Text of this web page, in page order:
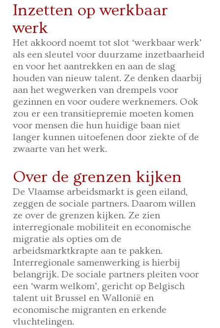
Inzetten op werkbaar
werk
Het akkoord noemt tot slot ‘werkbaar werk’
als een sleutel voor duurzame inzetbaarheid
en voor het aantrekken en aan de slag
houden van nieuw talent. Ze denken daarbij
aan het wegwerken van drempels voor
gezinnen en voor oudere werknemers. Ook
zou er een transitiepremie moeten komen
voor mensen die hun huidige baan niet
langer kunnen uitoefenen door ziekte of de
zwaarte van het werk.
Over de grenzen kijken
De Vlaamse arbeidsmarkt is geen eiland,
zeggen de sociale partners. Daarom willen
ze over de grenzen kijken. Ze zien
interregionale mobiliteit en economische
migratie als opties om de
arbeidsmarktkrapte aan te pakken.
Interregionale samenwerking is hierbij
belangrijk. De sociale partners pleiten voor
een ‘warm welkom’, gericht op Belgisch
talent uit Brussel en Wallonië en
economische migranten en erkende
vluchtelingen.